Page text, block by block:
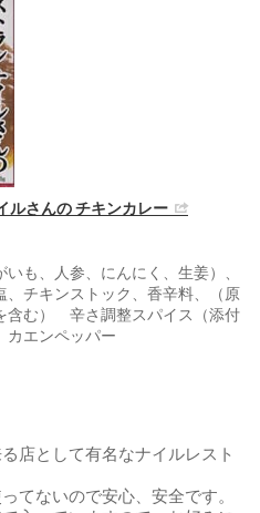
さんの チキンカレー
も、人参、にんにく、生姜）、
チキンストック、香辛料、（原
含む） 辛さ調整スパイス（添付
カエンペッパー
店として有名なナイルレスト
てないので安心、安全です。